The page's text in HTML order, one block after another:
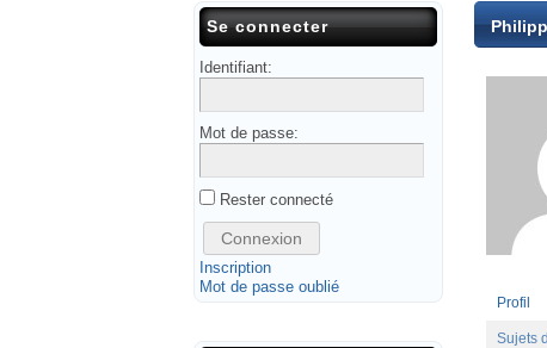
Profil
Sujets
Se connecter
Identifiant:
Mot de passe:
Rester connecté
Connexion
Inscription
Mot de passe oublié